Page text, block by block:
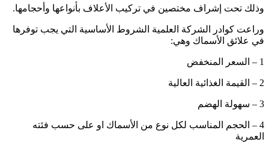
وذلك تحت إشراف مختصين في تركيب الأعلاف بأنواعها وأحجامها.
وراعت كوادر الشركة العلمية الشروط الأساسية التي يجب توفرها
في علائق الأسماك وهي:
1 – السعر المنخفض
2 – القيمة الغذائية العالية
3 – سهولة الهضم
4 – الحجم المناسب لكل نوع من الأسماك او على حسب فئته
العمرية